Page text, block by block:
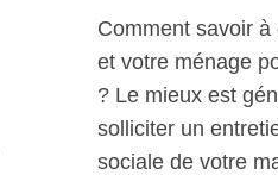
Comment savoir
et votre ménage
? Le mieux est
solliciter un
sociale de votre